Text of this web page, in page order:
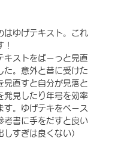
はゆげテキスト。これ
キストをばーっと見直
た。意外と昔に受けた
見直すと自分が見落と
発見したり年号を効率
す。ゆげテキをベース
考書に手をだすと良い
すぎは良くない）